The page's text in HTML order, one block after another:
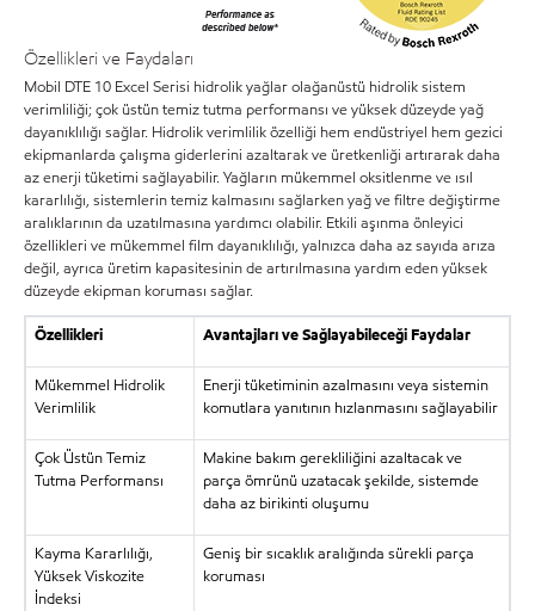
Özellikleri ve Faydaları
Mobil DTE 10 Excel Serisi hidrolik yağlar olağanüstü hidrolik sistem
verimliliği; çok üstün temiz tutma performansı ve yüksek düzeyde yağ
dayanıklılığı sağlar. Hidrolik verimlilik özelliği hem endüstriyel hem gezici
ekipmanlarda çalışma giderlerini azaltarak ve üretkenliği artırarak daha
az enerji tüketimi sağlayabilir. Yağların mükemmel oksitlenme ve ısıl
kararlılığı, sistemlerin temiz kalmasını sağlarken yağ ve filtre değiştirme
aralıklarının da uzatılmasına yardımcı olabilir. Etkili aşınma önleyici
özellikleri ve mükemmel film dayanıklılığı, yalnızca daha az sayıda arıza
değil, ayrıca üretim kapasitesinin de artırılmasına yardım eden yüksek
düzeyde ekipman koruması sağlar.
Özellikleri Avantajları ve Sağlayabileceği Faydalar
Mükemmel Hidrolik
Verimlilik
Enerji tüketiminin azalmasını veya sistemin
komutlara yanıtının hızlanmasını sağlayabilir
Çok Üstün Temiz
Tutma Performansı
Makine bakım gerekliliğini azaltacak ve
parça ömrünü uzatacak şekilde, sistemde
daha az birikinti oluşumu
Kayma Kararlılığı,
Yüksek Viskozite
İndeksi
Geniş bir sıcaklık aralığında sürekli parça
koruması